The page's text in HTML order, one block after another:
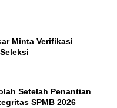
Minta Verifikasi
Setelah Penantian
SPMB 2026